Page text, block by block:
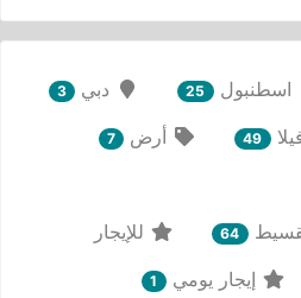
اسطنبول 25 دبي 3
49 أرض 7
64
للإيجار
إيجار يومي 1